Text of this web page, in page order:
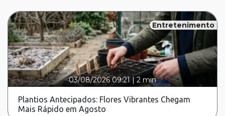
Entretenimento
03/08/2026 09:21|2 min
Plantios Antecipados: Flores Vibrantes Chegam
Mais Rápido em Agosto